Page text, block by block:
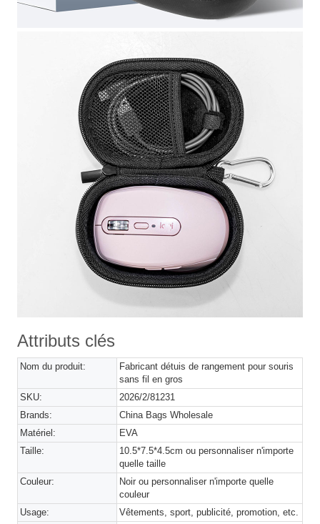
Attributs clés
Nom du produit:
Fabricant détuis de rangement pour souris
sans fil en gros
SKU:
2026/2/81231
Brands:
China Bags Wholesale
Matériel:
EVA
Taille:
10.5*7.5*4.5cm ou personnaliser n'importe
quelle taille
Couleur:
Noir ou personnaliser n'importe quelle
couleur
Usage:
Vêtements, sport, publicité, promotion, etc.